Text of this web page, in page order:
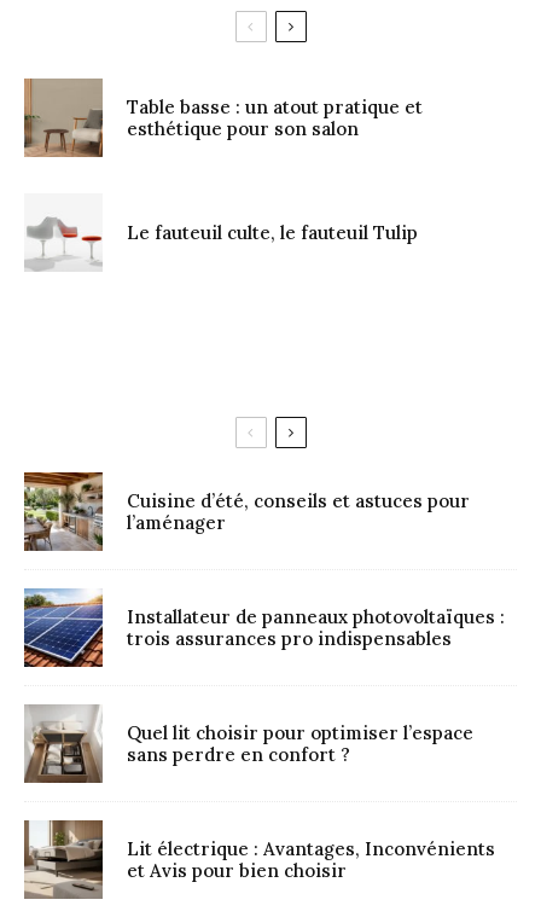
Table basse : un atout pratique et
esthétique pour son salon
Le fauteuil culte, le fauteuil Tulip
Cuisine d’été, conseils et astuces pour
l’aménager
Installateur de panneaux photovoltaïques :
trois assurances pro indispensables
Quel lit choisir pour optimiser l’espace
sans perdre en confort ?
Lit électrique : Avantages, Inconvénients
et Avis pour bien choisir